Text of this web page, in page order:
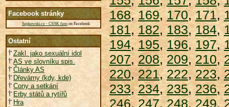
Facebook stránky
Sapkowski.cz - CS/SK fans on Facebook
Ostatní
Zakl. jako sexuální idol
AS ve slovníku spis.
Články AS
Dřevárny (kdy, kde)
Cony a setkání
Erby států a rytířů
Hra
168,169, 170,171,
181,182,183,184,
194,195,196,197,
207, 208, 209,210,
220,221,222,223,
233,234, 235,236,
246, 247,248, 249,